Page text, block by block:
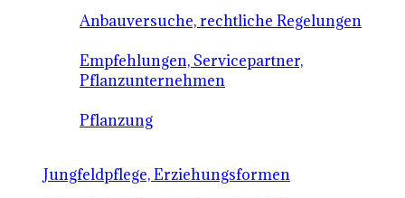
Anbauversuche, rechtliche Regelungen
Empfehlungen, Servicepartner,
Pflanzunternehmen
Pflanzung
Jungfeldpflege, Erziehungsformen